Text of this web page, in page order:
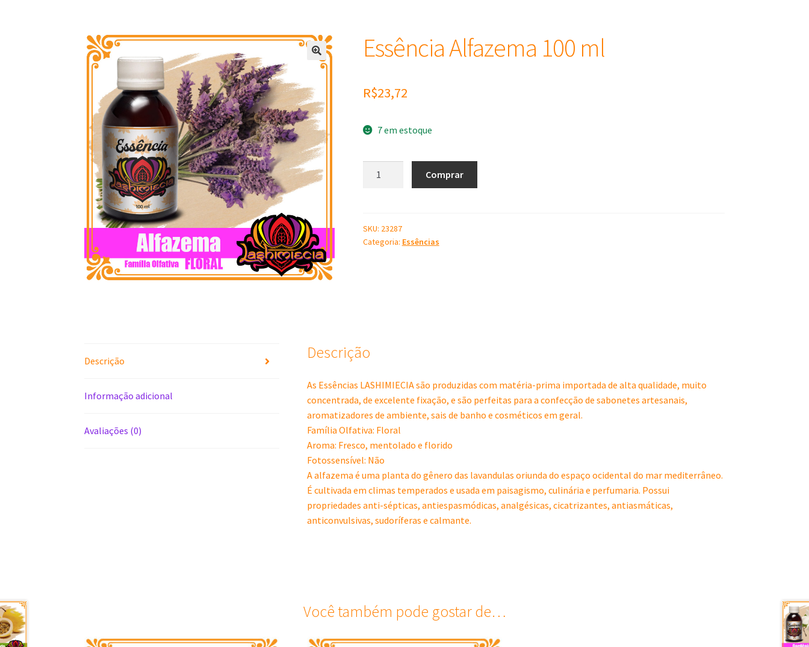
Essência Alfazema 100 ml
R$23,72
7 em estoque
quantidade
Comprar
SKU: 23287
Categoria: Essências
Descrição
Informação adicional
Avaliações (0)
Descrição
As Essências LASHIMIECIA são produzidas com matéria-prima importada de alta qualidade, muito
concentrada, de excelente fixação, e são perfeitas para a confecção de sabonetes artesanais,
aromatizadores de ambiente, sais de banho e cosméticos em geral.
Família Olfativa: Floral
Aroma: Fresco, mentolado e florido
Fotossensível: Não
A alfazema é uma planta do gênero das lavandulas oriunda do espaço ocidental do mar mediterrâneo.
É cultivada em climas temperados e usada em paisagismo, culinária e perfumaria. Possui
propriedades anti-sépticas, antiespasmódicas, analgésicas, cicatrizantes, antiasmáticas,
anticonvulsivas, sudoríferas e calmante.
Você também pode gostar de…